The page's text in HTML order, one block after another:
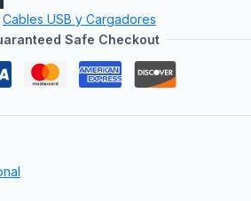
Cables USB y Cargadores
Safe Checkout